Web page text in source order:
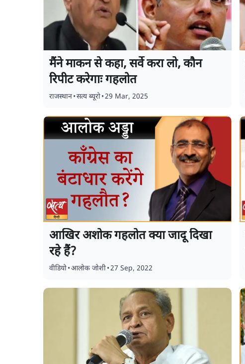
मैंने माकन से कहा, सर्वे करा लो, कौन
रिपीट करेगाः गहलोत
राजस्थान•सत्य ब्यूरो•29 Mar, 2025
आखिर अशोक गहलोत क्या जादू दिखा
रहे हैं?
वीडियो•आलोक जोशी•27 Sep, 2022